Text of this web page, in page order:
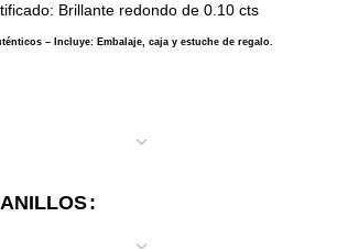
Brillante redondo de 0.10 cts
– Incluye: Embalaje, caja y estuche de regalo.